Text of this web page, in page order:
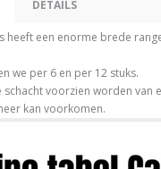
DETAILS
heeft een enorme brede
we per 6 en per 12 stuks.
schacht voorzien worden van
kan voorkomen.